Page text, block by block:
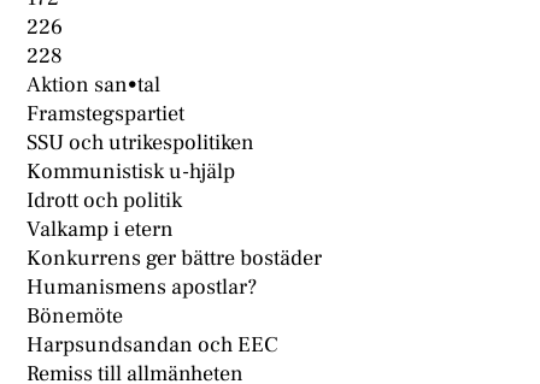
226
228
Aktion san•tal
Framstegspartiet
SSU och utrikespolitiken
Kommunistisk u-hjälp
Idrott och politik
Valkamp i etern
Konkurrens ger bättre bostäder
Humanismens apostlar?
Bönemöte
Harpsundsandan och EEC
Remiss till allmänheten